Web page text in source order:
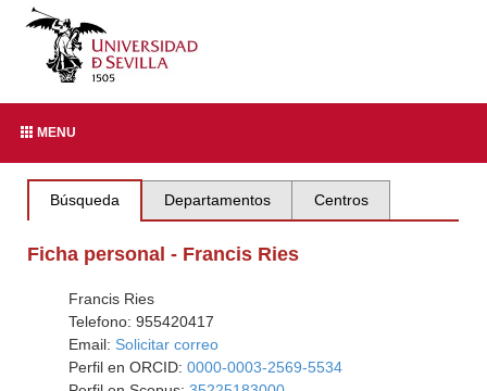
MENU
Búsqueda Departamentos Centros
Ficha personal - Francis Ries
Francis Ries
Telefono: 955420417
Email: Solicitar correo
Perfil en ORCID: 0000-0003-2569-5534